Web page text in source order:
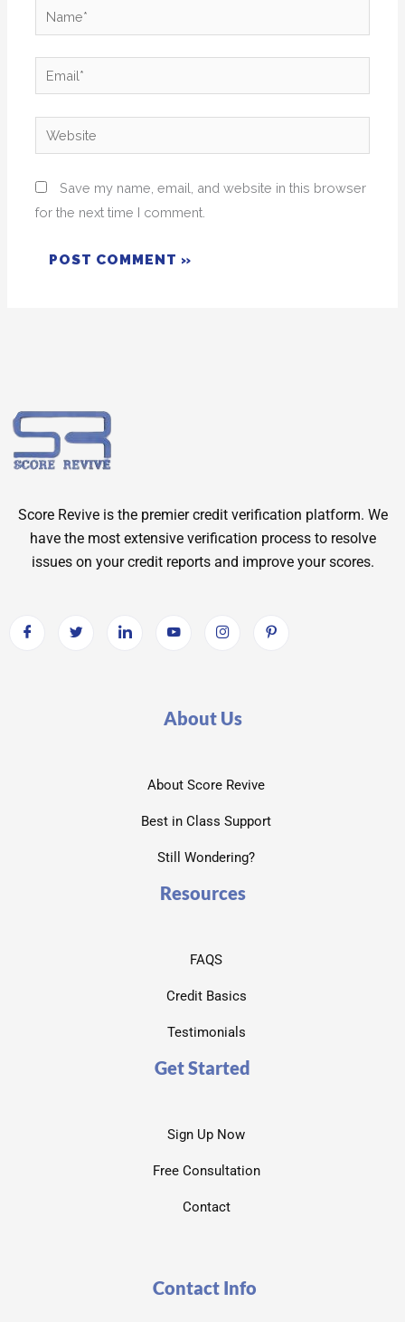
Name*
Email*
Website
Save my name, email, and website in this browser
for the next time I comment.
Score Revive is the premier credit verification platform. We
have the most extensive verification process to resolve
issues on your credit reports and improve your scores.
About Us
About Score Revive
Best in Class Support
Still Wondering?
Resources
FAQS
Credit Basics
Testimonials
Get Started
Sign Up Now
Free Consultation
Contact
Contact Info